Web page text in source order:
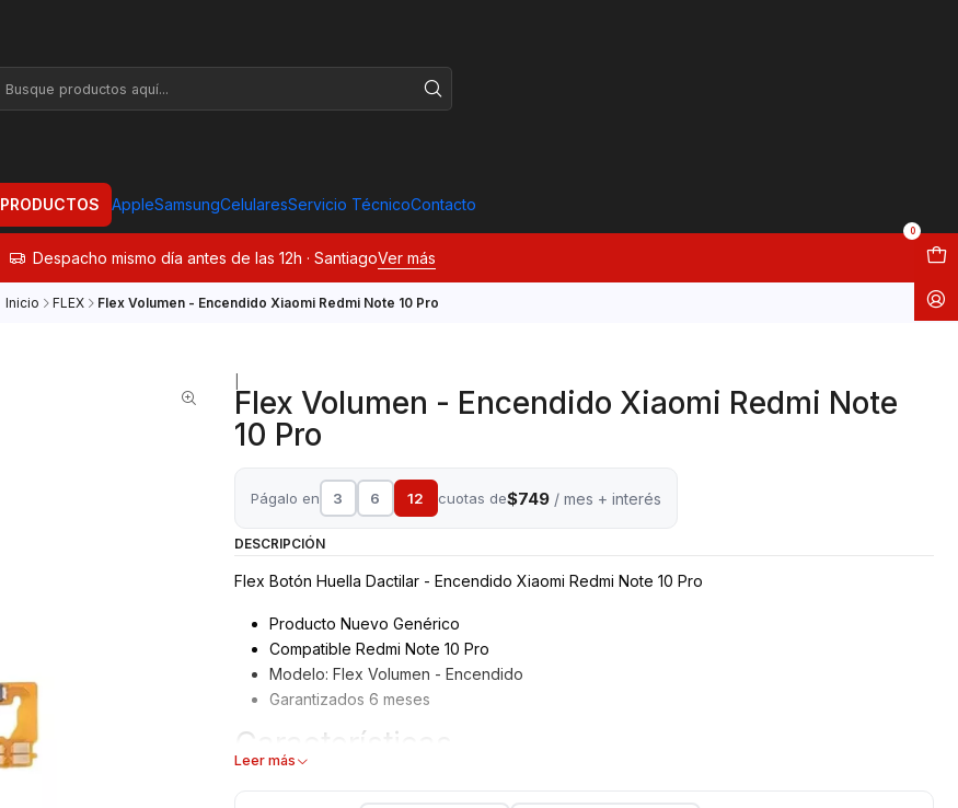
PRODUCTOS AppleSamsungCelularesServicio TécnicoContacto
0
Despacho mismo día antes de las 12h · SantiagoVer más
Inicio FLEX Flex Volumen - Encendido Xiaomi Redmi Note 10 Pro
Flex Volumen - Encendido Xiaomi Redmi Note
10 Pro
Págalo en 3 6 12 cuotas de$749/ mes + interés
DESCRIPCIÓN
Flex Botón Huella Dactilar - Encendido Xiaomi Redmi Note 10 Pro
Producto Nuevo Genérico
Compatible Redmi Note 10 Pro
Modelo: Flex Volumen - Encendido
Garantizados 6 meses
Características
Leer más